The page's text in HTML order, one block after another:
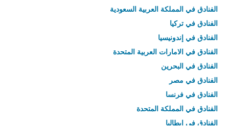
الفنادق في المملكة العربية السعودية
الفنادق في تركيا
الفنادق في إندونيسيا
الفنادق في الامارات العربية المتحدة
الفنادق في البحرين
الفنادق في مصر
الفنادق في فرنسا
الفنادق في المملكة المتحدة
الفنادق في إيطاليا